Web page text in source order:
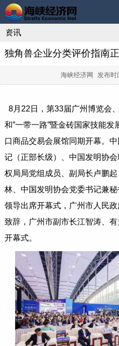
资讯
独角兽企业分类评价指南
海峡经济网 发布时
8月22日，第33届广州博览会
和”一带一路”暨金砖国家技能
口商品交易会展馆同期开幕。
记（正部长级）、中国发明协
权局局党组成员、副局长卢鹏
林、中国发明协会党委书记兼
领导出席开幕式，广州市人民
致辞，广州市副市长江智涛、
开幕式。